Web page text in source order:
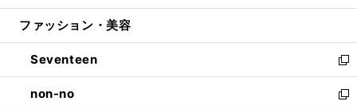
開
ウ
開
く
ン
ウ
で
開
く
ウ
ン
ド
ウ
で
ファッション・美容
Seventeen
新
し
い
non-no
新